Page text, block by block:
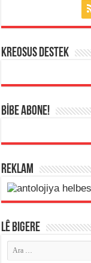
KREOSUS DESTEK
BİBE ABONE!
REKLAM
LÊ BIGERE